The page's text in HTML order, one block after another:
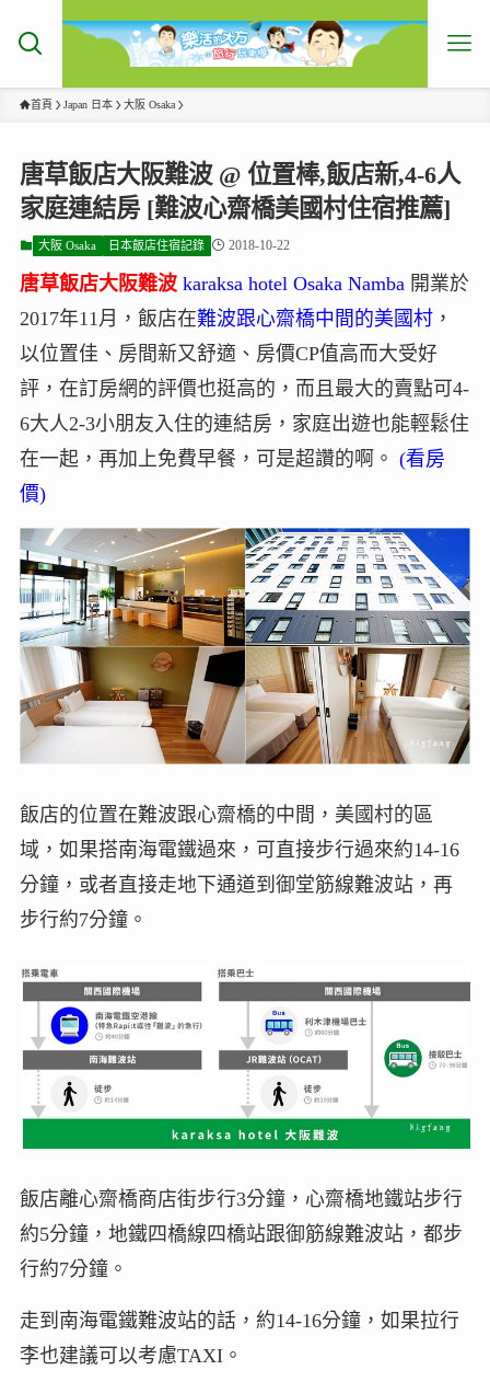
首頁 Japan 日本 大阪 Osaka
唐草飯店大阪難波 @ 位置棒,飯店新,4-6人
家庭連結房 [難波心齋橋美國村住宿推薦]
大阪 Osaka 日本飯店住宿記錄 2018-10-22
唐草飯店大阪難波 karaksa hotel Osaka Namba開業於
2017年11月，飯店在難波跟心齋橋中間的美國村，
以位置佳、房間新又舒適、房價CP值高而大受好
評，在訂房網的評價也挺高的，而且最大的賣點可4-
6大人2-3小朋友入住的連結房，家庭出遊也能輕鬆住
在一起，再加上免費早餐，可是超讚的啊。 (看房
價)
飯店的位置在難波跟心齋橋的中間，美國村的區
域，如果搭南海電鐵過來，可直接步行過來約14-16
分鐘，或者直接走地下通道到御堂筋線難波站，再
步行約7分鐘。
飯店離心齋橋商店街步行3分鐘，心齋橋地鐵站步行
約5分鐘，地鐵四橋線四橋站跟御筋線難波站，都步
行約7分鐘。
走到南海電鐵難波站的話，約14-16分鐘，如果拉行
李也建議可以考慮TAXI。